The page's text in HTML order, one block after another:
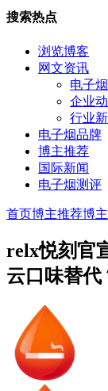
搜索热点
浏览博客
网文资讯
电子
企业
行业
电子烟品牌
博主推荐
国际新闻
电子烟测评
首页博主推荐博
relx悦刻官
云口味替代